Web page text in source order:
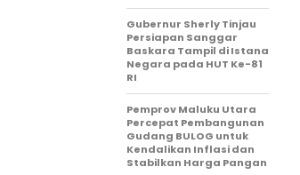
Gubernur Sherly Tinjau
Persiapan Sanggar
Baskara Tampil di Istana
Negara pada HUT Ke-81
RI
Pemprov Maluku Utara
Percepat Pembangunan
Gudang BULOG untuk
Kendalikan Inflasi dan
Stabilkan Harga Pangan